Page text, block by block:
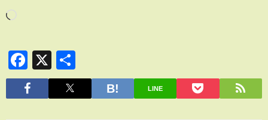
Facebook
X
有
LINE